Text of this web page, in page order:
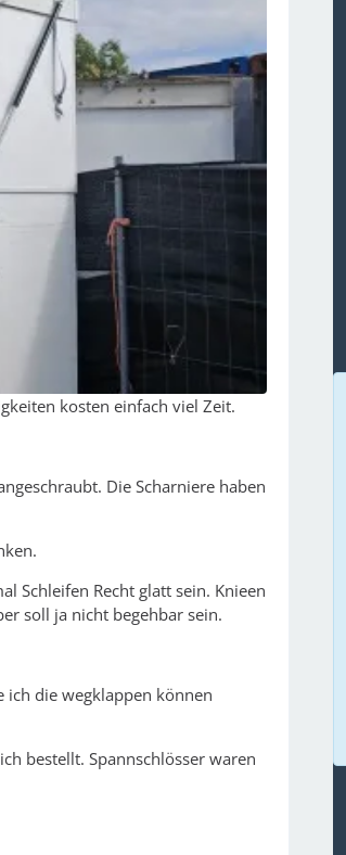
kosten einfach viel Zeit.
Die Scharniere haben
Schleifen Recht glatt sein. Knieen
soll ja nicht begehbar sein.
ich die wegklappen können
bestellt. Spannschlösser waren